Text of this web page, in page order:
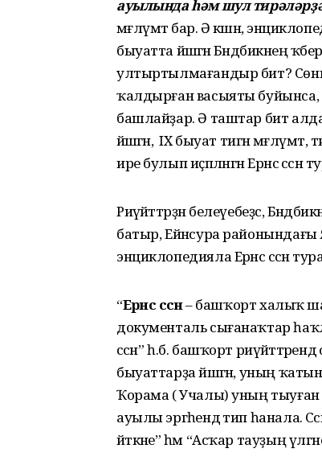
ауылында һәм шул
мәғлүмәт бар. Ә кәшәнә,
быуатта йәшәгән Бәндәбикәнең
ултыртылмағандыр бит?
ҡалдырған васыяты буйынса,
башлайҙар. Ә таштар бит
йәшәгән, ә IX быуат тигән
ире булып иҫәпләнгән Ерәнсә
Риүәйәттәрҙән белеүебеҙсә,
батыр, Ейәнсура
энциклопедияла Ерәнсә сәсән
“Ерәнсә сәсән– башҡорт халыҡ
документаль сығанаҡтар
сәсән” һ.б. башҡорт
быуаттарҙа йәшәгән, уның
Ҡорама ( Учалы) уның тыуған
ауылы эргәһендә тип һанала.
әйткәне” һәм “Асҡар тауҙың